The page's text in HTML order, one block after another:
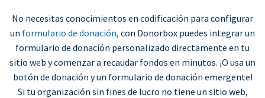
No necesitas conocimientos en codificación para configurar
un formulario de donación, con Donorbox puedes integrar un
formulario de donación personalizado directamente en tu
sitio web y comenzar a recaudar fondos en minutos. ¡O usa un
botón de donación y un formulario de donación emergente!
Si tu organización sin fines de lucro no tiene un sitio web,